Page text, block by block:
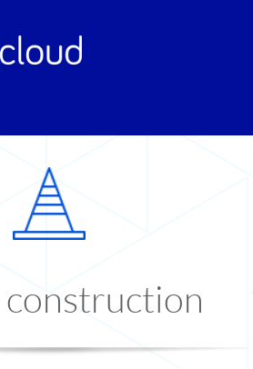
construction